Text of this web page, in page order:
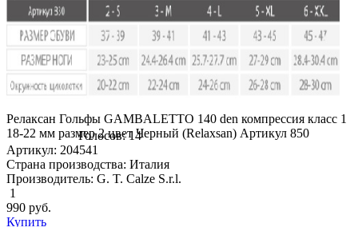
Релаксан Гольфы GAMBALETTO 140 den компрессия класс 1
18-22 мм размер 2 цвет Черный (Relaxsan) Артикул 850
Голосов: 14
Артикул: 204541
Страна производства: Италия
Производитель: G. T. Calze S.r.l.
1
990 руб.
Купить